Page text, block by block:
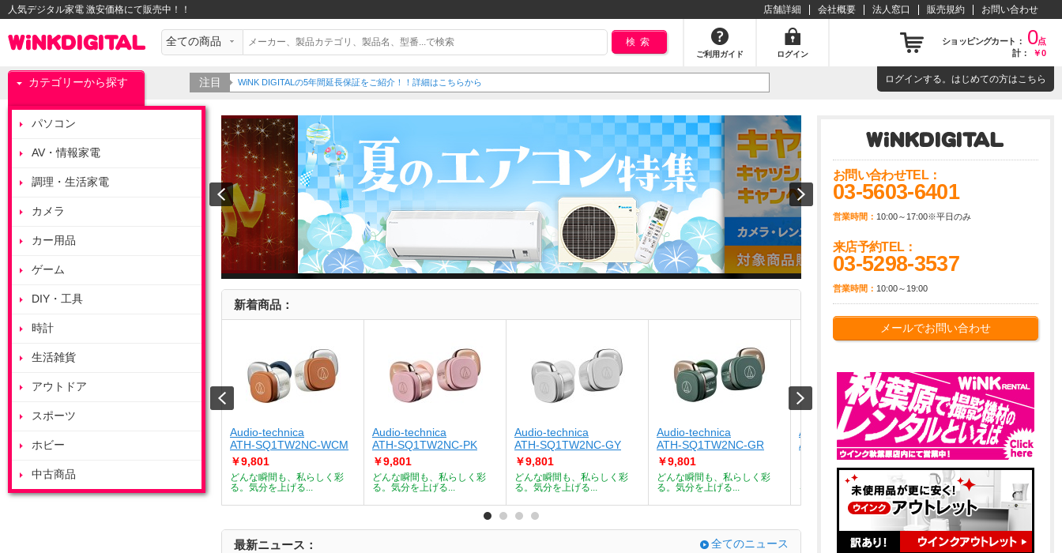
人気デジタル家電 激安価格にて販売中！！ 店舗詳細 会社概要 法人窓口 販売規約 お問い合わせ
検索
ご利用ガイド ログイン
ショッピングカート： 0点
計：
￥0
カテゴリーから探す
パソコン
AV・情報家電
調理・生活家電
カメラ
カー用品
ゲーム
DIY・工具
時計
生活雑貨
アウトドア
スポーツ
ホビー
中古商品
注目 WiNK DIGITALの5年間延長保証をご紹介！！詳細はこちらから ログインする。はじめての方はこちら
新着商品：
ートメーカー
て調理すること...
Audio-technica
ATH-SQ1TW2NC-WCM
￥9,801
どんな瞬間も、私らしく彩
る。気分を上げる...
Audio-technica
ATH-SQ1TW2NC-PK
￥9,801
どんな瞬間も、私らしく彩
る。気分を上げる...
Audio-technica
ATH-SQ1TW2NC-GY
￥9,801
どんな瞬間も、私らしく彩
る。気分を上げる...
Audio-technica
ATH-SQ1TW2NC-GR
￥9,801
どんな瞬間も、私らしく彩
る。気分を上げる...
Audio-technica
ATH-SQ1TW2NC-CA
￥9,801
どんな瞬間も、私らしく彩
る。気分を上げる...
Audio-technica
ATH-SQ1TW2NC-BK
￥9,801
どんな瞬間も、私らしく彩
る。気分を上げる...
最新ニュース： 全てのニュース
お問い合わせTEL：
03-5603-6401
営業時間： 10:00～17:00※平日のみ
来店予約TEL：
03-5298-3537
営業時間： 10:00～19:00
メールでお問い合わせ